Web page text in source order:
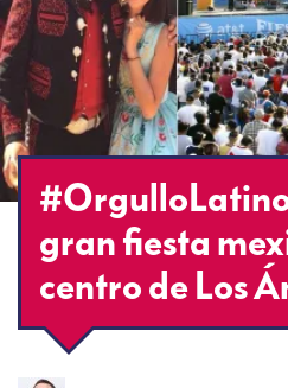
gran fiesta
centro de Los